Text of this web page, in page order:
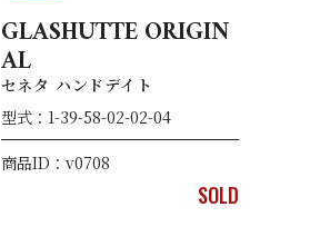
GLASHUTTE ORIGIN
AL
セネタ ハンドデイト
型式：1-39-58-02-02-04
商品ID：v0708
SOLD